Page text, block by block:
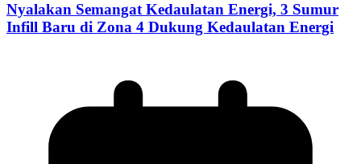
Nyalakan Semangat Kedaulatan Energi, 3 Sumur
Infill Baru di Zona 4 Dukung Kedaulatan Energi